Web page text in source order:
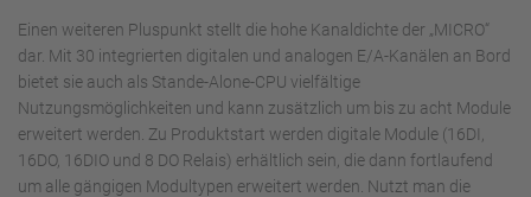
Einen weiteren Pluspunkt stellt die hohe Kanaldichte der „MICRO“
dar. Mit 30 integrierten digitalen und analogen E/A-Kanälen an Bord
bietet sie auch als Stande-Alone-CPU vielfältige
Nutzungsmöglichkeiten und kann zusätzlich um bis zu acht Module
erweitert werden. Zu Produktstart werden digitale Module (16DI,
16DO, 16DIO und 8 DO Relais) erhältlich sein, die dann fortlaufend
um alle gängigen Modultypen erweitert werden. Nutzt man die